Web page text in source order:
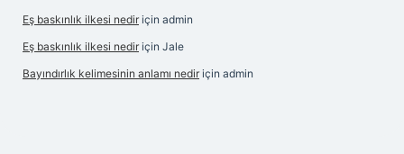
Eş baskınlık ilkesi nedir için admin
Eş baskınlık ilkesi nedir için Jale
Bayındırlık kelimesinin anlamı nedir için admin